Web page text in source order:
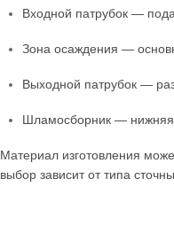
Входной патрубок —
Зона осаждения —
Выходной патрубок —
Шламосборник — нижняя
Материал изготовления
выбор зависит от типа